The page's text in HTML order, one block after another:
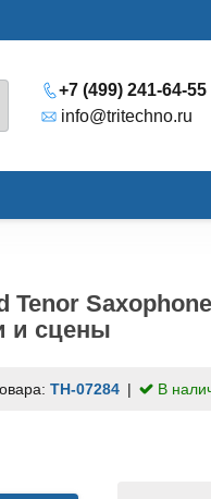
+7 (499) 241-64-55
info@tritechno.ru
Tenor
и сцены
TH-07284 В